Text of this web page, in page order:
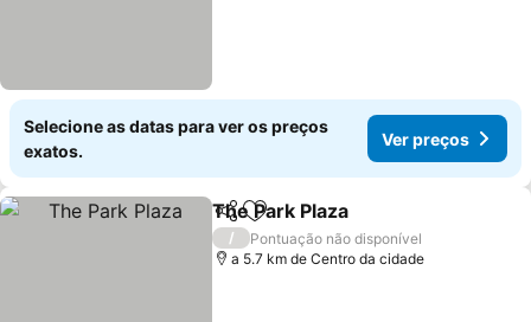
Selecione as datas para ver os preços
exatos.
Ver preços
PartilharAdicionar aos favoritos
The Park Plaza
/
Pontuação não disponível
a 5.7 km de Centro da cidade